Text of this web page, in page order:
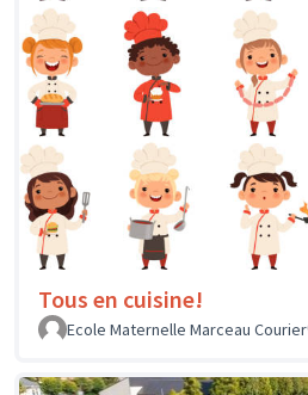
Tous en cuisine!
Ecole Maternelle Marceau Courier